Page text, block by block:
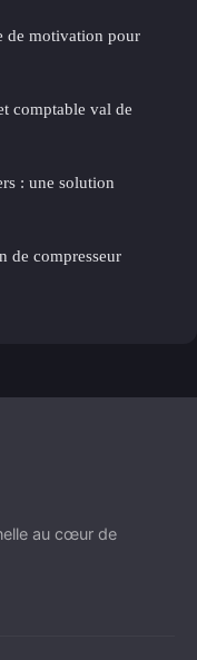
de motivation pour
comptable val de
: une solution
de compresseur
au cœur de